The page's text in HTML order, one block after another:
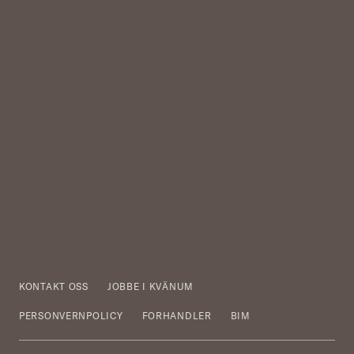
KONTAKT OSS JOBBE I KVÄNUM
PERSONVERNPOLICY FORHANDLER BIM